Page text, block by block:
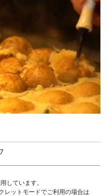
しています。
レットモードでご利用の場合は